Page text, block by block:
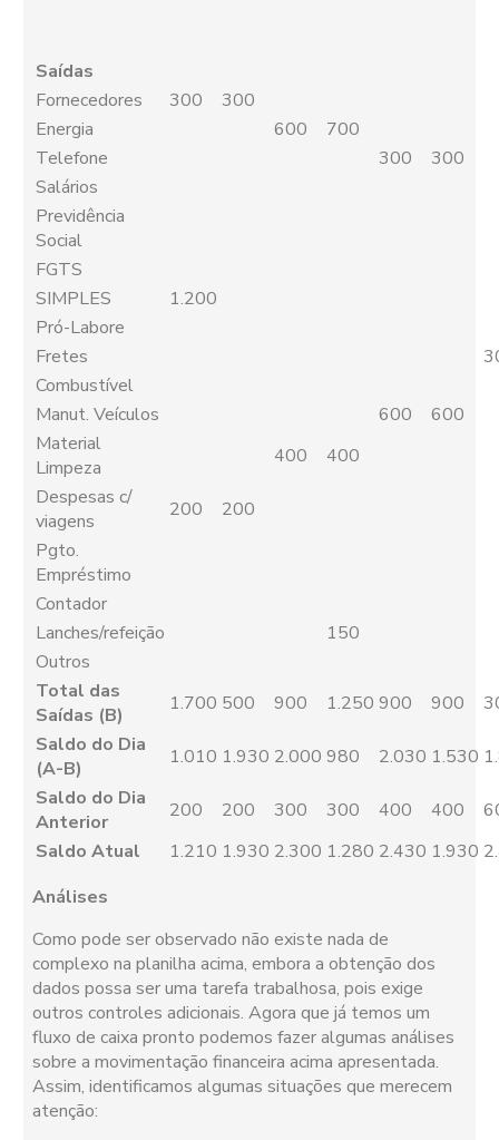
Saídas
Fornecedores
300
300
Energia
600
700
Telefone
300
300
Salários
Previdência
Social
FGTS
SIMPLES
1.200
Pró-Labore
Fretes
Combustível
Manut. Veículos
600
600
Material
Limpeza
400
400
Despesas c/
viagens
200
200
Pgto.
Empréstimo
Contador
Lanches/refeição
150
Outros
Total das
Saídas (B)
1.700 500 900 1.250 900 900
Saldo do Dia
(A-B)
1.010 1.930 2.000 980 2.030 1.530
Saldo do Dia
Anterior
200 200 300 300 400 400
Saldo Atual
1.210 1.930 2.300 1.280 2.430 1.930
Análises
Como pode ser observado não existe nada de
complexo na planilha acima, embora a obtenção dos
dados possa ser uma tarefa trabalhosa, pois exige
outros controles adicionais. Agora que já temos um
fluxo de caixa pronto podemos fazer algumas análises
sobre a movimentação financeira acima apresentada.
Assim, identificamos algumas situações que merecem
atenção: